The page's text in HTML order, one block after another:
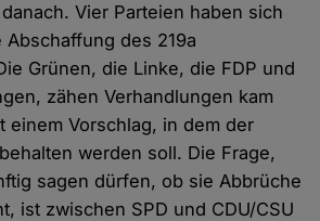
Vier Parteien haben sich
des 219a
Grünen, die Linke, die FDP und
zähen Verhandlungen kam
einem Vorschlag, in dem der
werden soll. Die Frage,
sagen dürfen, ob sie Abbrüche
ist zwischen SPD und CDU/CSU